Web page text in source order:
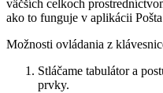
väčších celkoch
ako to funguje v aplikácii
Možnosti ovládania z
Stláčame tabulátor a
prvky.